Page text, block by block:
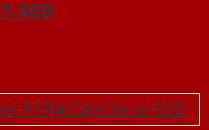
SGD